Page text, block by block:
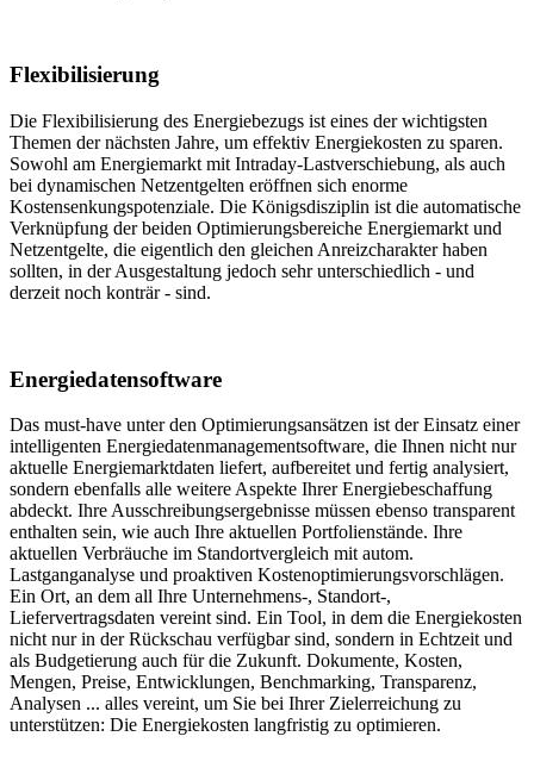
Flexibilisierung
Die Flexibilisierung des Energiebezugs ist eines der wichtigsten
Themen der nächsten Jahre, um effektiv Energiekosten zu sparen.
Sowohl am Energiemarkt mit Intraday-Lastverschiebung, als auch
bei dynamischen Netzentgelten eröffnen sich enorme
Kostensenkungspotenziale. Die Königsdisziplin ist die automatische
Verknüpfung der beiden Optimierungsbereiche Energiemarkt und
Netzentgelte, die eigentlich den gleichen Anreizcharakter haben
sollten, in der Ausgestaltung jedoch sehr unterschiedlich - und
derzeit noch konträr - sind.
Energiedatensoftware
Das must-have unter den Optimierungsansätzen ist der Einsatz einer
intelligenten Energiedatenmanagementsoftware, die Ihnen nicht nur
aktuelle Energiemarktdaten liefert, aufbereitet und fertig analysiert,
sondern ebenfalls alle weitere Aspekte Ihrer Energiebeschaffung
abdeckt. Ihre Ausschreibungsergebnisse müssen ebenso transparent
enthalten sein, wie auch Ihre aktuellen Portfolienstände. Ihre
aktuellen Verbräuche im Standortvergleich mit autom.
Lastganganalyse und proaktiven Kostenoptimierungsvorschlägen.
Ein Ort, an dem all Ihre Unternehmens-, Standort-,
Liefervertragsdaten vereint sind. Ein Tool, in dem die Energiekosten
nicht nur in der Rückschau verfügbar sind, sondern in Echtzeit und
als Budgetierung auch für die Zukunft. Dokumente, Kosten,
Mengen, Preise, Entwicklungen, Benchmarking, Transparenz,
Analysen ... alles vereint, um Sie bei Ihrer Zielerreichung zu
unterstützen: Die Energiekosten langfristig zu optimieren.